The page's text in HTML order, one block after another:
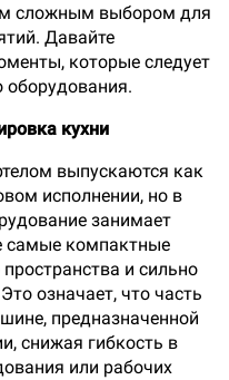
сложным выбором для
Давайте
которые следует
оборудования.
кухни
выпускаются как
исполнении, но в
занимает
самые компактные
и сильно
означает, что часть
предназначенной
снижая гибкость в
или рабочих